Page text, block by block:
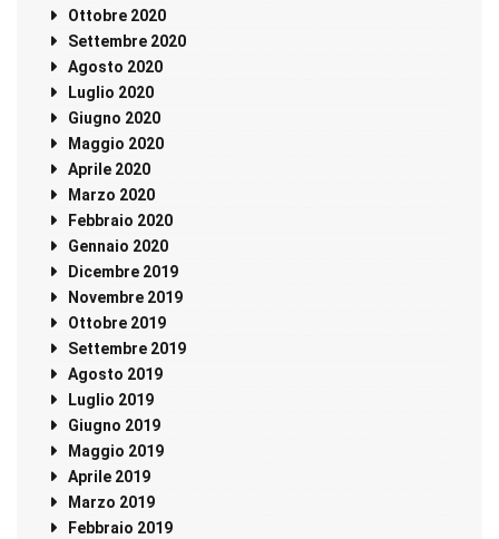
Ottobre 2020
Settembre 2020
Agosto 2020
Luglio 2020
Giugno 2020
Maggio 2020
Aprile 2020
Marzo 2020
Febbraio 2020
Gennaio 2020
Dicembre 2019
Novembre 2019
Ottobre 2019
Settembre 2019
Agosto 2019
Luglio 2019
Giugno 2019
Maggio 2019
Aprile 2019
Marzo 2019
Febbraio 2019